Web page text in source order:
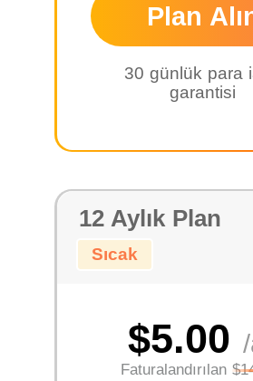
Plan
30 günlük para
garantisi
12 Aylık Plan
Sıcak
$5.00
Faturalandırılan